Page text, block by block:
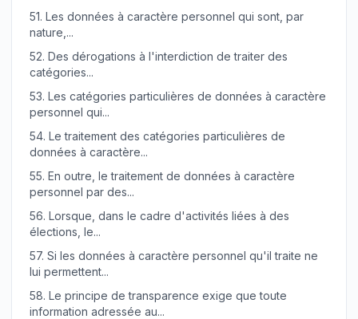
51. Les données à caractère personnel qui sont, par
nature,...
52. Des dérogations à l'interdiction de traiter des
catégories...
53. Les catégories particulières de données à caractère
personnel qui...
54. Le traitement des catégories particulières de
données à caractère...
55. En outre, le traitement de données à caractère
personnel par des...
56. Lorsque, dans le cadre d'activités liées à des
élections, le...
57. Si les données à caractère personnel qu'il traite ne
lui permettent...
58. Le principe de transparence exige que toute
information adressée au...